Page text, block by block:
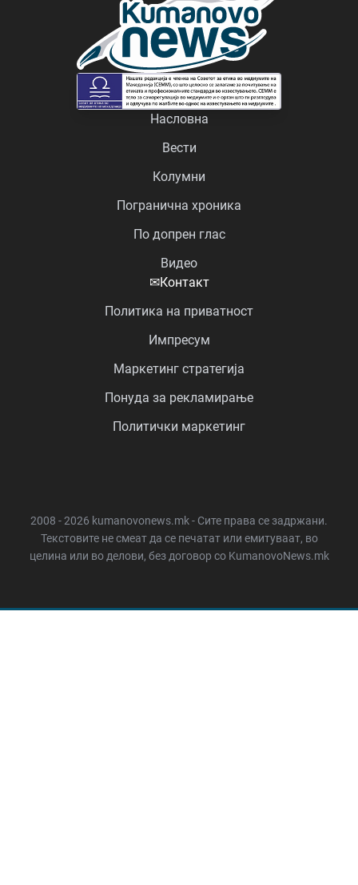
Насловна
Вести
Колумни
Погранична хроника
По допрен глас
Видео
✉Контакт
Политика на приватност
Импресум
Маркетинг стратегија
Понуда за рекламирање
Политички маркетинг
2008 - 2026 kumanovonews.mk - Сите права се задржани.
Текстовите не смеат да се печатат или емитуваат, во
целина или во делови, без договор со KumanovoNews.mk